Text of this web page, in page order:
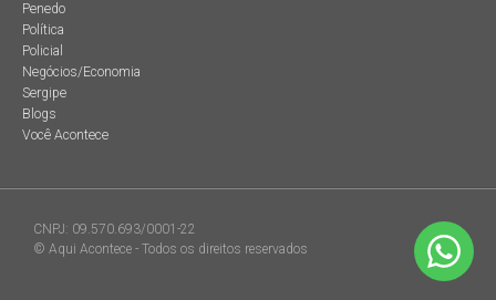
Penedo
Política
Policial
Negócios/Economia
Sergipe
Blogs
Você Acontece
CNPJ: 09.570.693/0001-22
© Aqui Acontece - Todos os direitos reservados